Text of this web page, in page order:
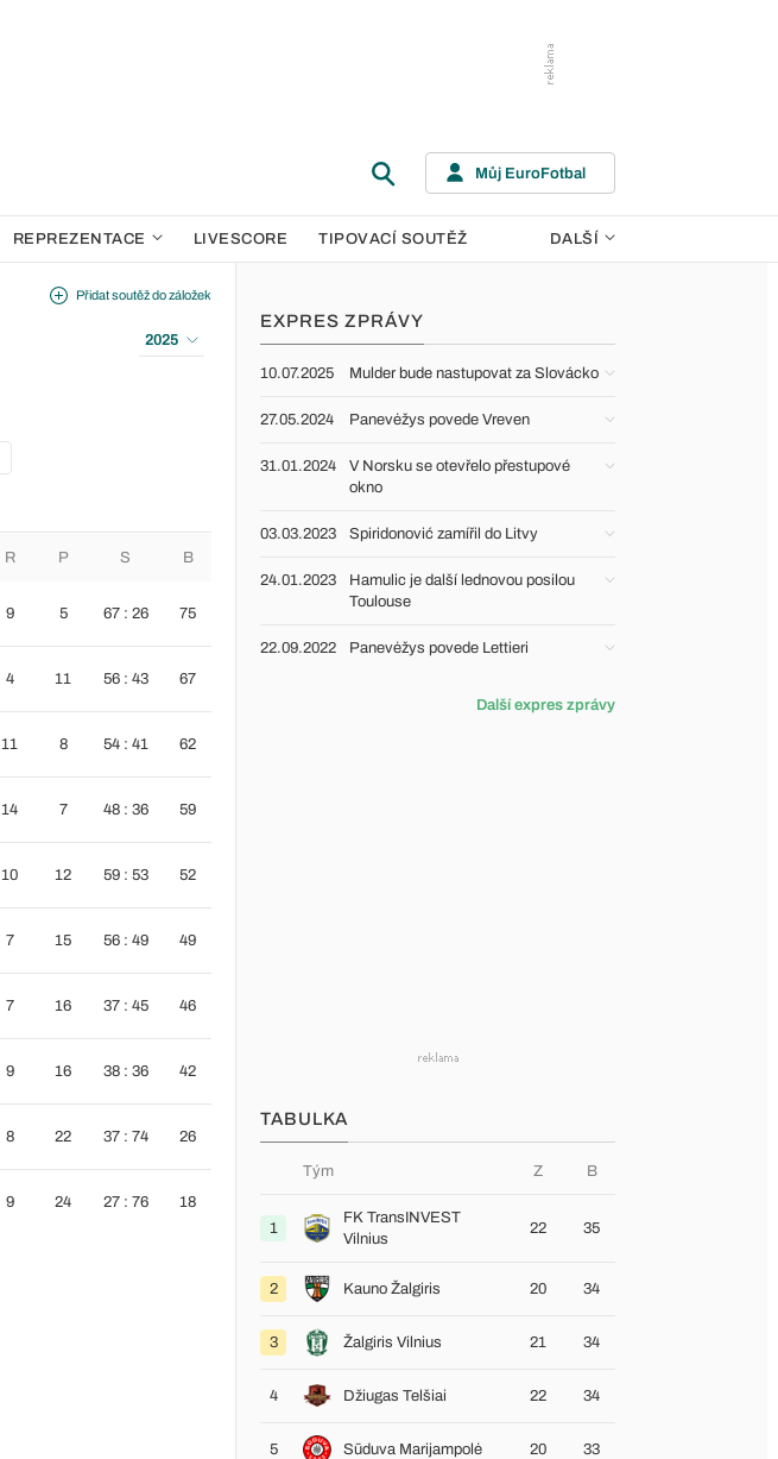
Můj EuroFotbal
REPREZENTACE LIVESCORE TIPOVACÍ SOUTĚŽ DALŠÍ
Přidat soutěž do záložek
2025
R P S B
9 5 67 : 26 75
4 11 56 : 43 67
11 8 54 : 41 62
14 7 48 : 36 59
10 12 59 : 53 52
7 15 56 : 49 49
7 16 37 : 45 46
9 16 38 : 36 42
8 22 37 : 74 26
9 24 27 : 76 18
EXPRES ZPRÁVY
10.07.2025 Mulder bude nastupovat za Slovácko
27.05.2024 Panevėžys povede Vreven
31.01.2024
V Norsku se otevřelo přestupové
okno
03.03.2023 Spiridonović zamířil do Litvy
24.01.2023
Hamulic je další lednovou posilou
Toulouse
22.09.2022 Panevėžys povede Lettieri
Další expres zprávy
TABULKA
Tým Z B
1
FK TransINVEST
Vilnius
22 35
2 Kauno Žalgiris 20 34
3 Žalgiris Vilnius 21 34
4 Džiugas Telšiai 22 34
5 Sūduva Marijampolė 20 33